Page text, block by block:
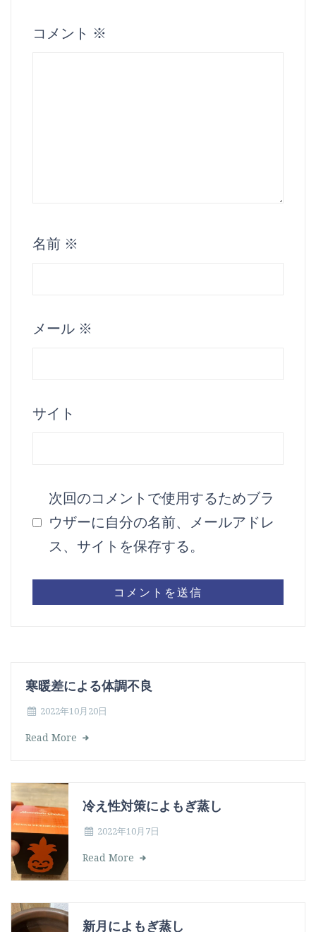
コメント ※
名前 ※
メール ※
サイト
次回のコメントで使用するためブラ
ウザーに自分の名前、メールアドレ
ス、サイトを保存する。
寒暖差による体調不良
2022年10月20日
Read More
冷え性対策によもぎ蒸し
2022年10月7日
Read More
新月によもぎ蒸し